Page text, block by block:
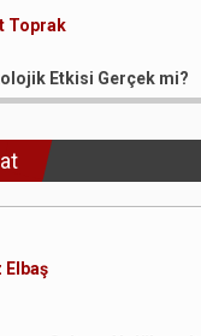
Toprak
Etkisi Gerçek mi?
Elbaş